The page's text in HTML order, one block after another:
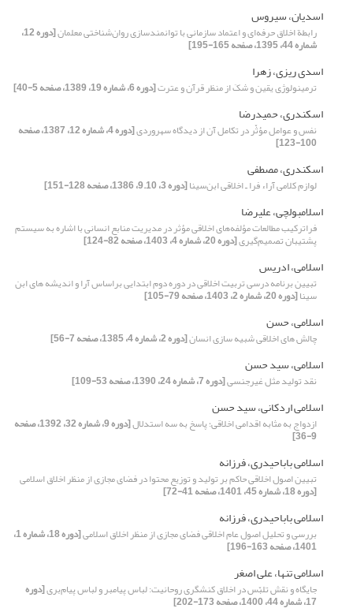
اسدیان، سیروس
رابطة اخلاق حرفه‌ای و اعتماد سازمانی با توانمندسازی روان‌شناختی معلمان [دوره 12،
شماره 44، 1395، صفحه 165-195]
اسدی ریزی، زهرا
ترمینولوژی یقین و شکَ از منظر قرآن و عترت[دوره 6، شماره 19، 1389، صفحه 5-40]
اسکندری، حمیدرضا
نفس و عوامل مؤثّر در تکامل آن از دیدگاه سهروردی [دوره 4، شماره 12، 1387، صفحه
100-123]
اسکندری، مصطفی
لوازم کلامی آراء فرا ـ اخلاقی ابن‌سینا[دوره 3، 9.10، 1386، صفحه 128-151]
اسلامبولچی، علیرضا
فراترکیب مطالعات مؤلفه‌های اخلاقی مؤثر در مدیریت منابع انسانی با اشاره به سیستم
پشتیبان تصمیم‌گیری[دوره 20، شماره 4، 1403، صفحه 82-124]
اسلامی، ادریس
تبیین برنامه درسی تربیت اخلاقی در دوره دوم ابتدایی براساس آرا و اندیشه های ابن
سینا[دوره 20، شماره 2، 1403، صفحه 79-105]
اسلامی، حسن
چالش های اخلاقی شبیه سازی انسان[دوره 2، شماره 4، 1385، صفحه 7-56]
اسلامی، سید حسن
نقد تولید مثل غیرجنسی[دوره 7، شماره 24، 1390، صفحه 53-109]
اسلامی اردکانی، سید حسن
ازدواج به مثابه اقدامی اخلاقی؛ پاسخ به سه استدلال [دوره 9، شماره 32، 1392، صفحه
9-36]
اسلامی باباحیدری، فرزانه
تبیین اصول اخلاقی حاکم بر تولید و توزیع محتوا در فضای مجازی از منظر اخلاق اسلامی
[دوره 18، شماره 45، 1401، صفحه 41-72]
اسلامی باباحیدری، فرزانه
بررسی و تحلیل اصول عام اخلاقی فضای مجازی از منظر اخلاق اسلامی [دوره 18، شماره 1،
1401، صفحه 163-196]
اسلامی تنها، علی اصغر
جایگاه و نقش تلبّس در اخلاق کنشگری روحانیت: لباس پیامبر و لباس پیام‌بری[دوره
17، شماره 44، 1400، صفحه 173-202]